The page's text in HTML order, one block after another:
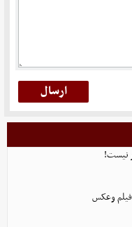
نیست!
وعکس